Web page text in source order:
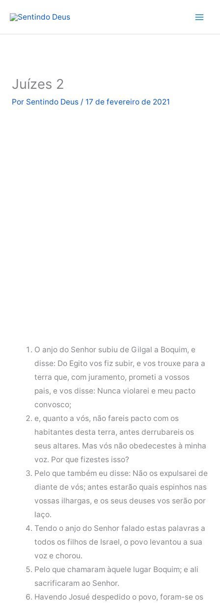
para
o
Juízes 2
Por Sentindo Deus / 17 de fevereiro de 2021
O anjo do Senhor subiu de Gilgal a Boquim, e
disse: Do Egito vos fiz subir, e vos trouxe para a
terra que, com juramento, prometi a vossos
pais, e vos disse: Nunca violarei e meu pacto
convosco;
e, quanto a vós, não fareis pacto com os
habitantes desta terra, antes derrubareis os
seus altares. Mas vós não obedecestes à minha
voz. Por que fizestes isso?
Pelo que também eu disse: Não os expulsarei de
diante de vós; antes estarão quais espinhos nas
vossas ilhargas, e os seus deuses vos serão por
laço.
Tendo o anjo do Senhor falado estas palavras a
todos os filhos de Israel, o povo levantou a sua
voz e chorou.
Pelo que chamaram àquele lugar Boquim; e ali
sacrificaram ao Senhor.
Havendo Josué despedido o povo, foram-se os